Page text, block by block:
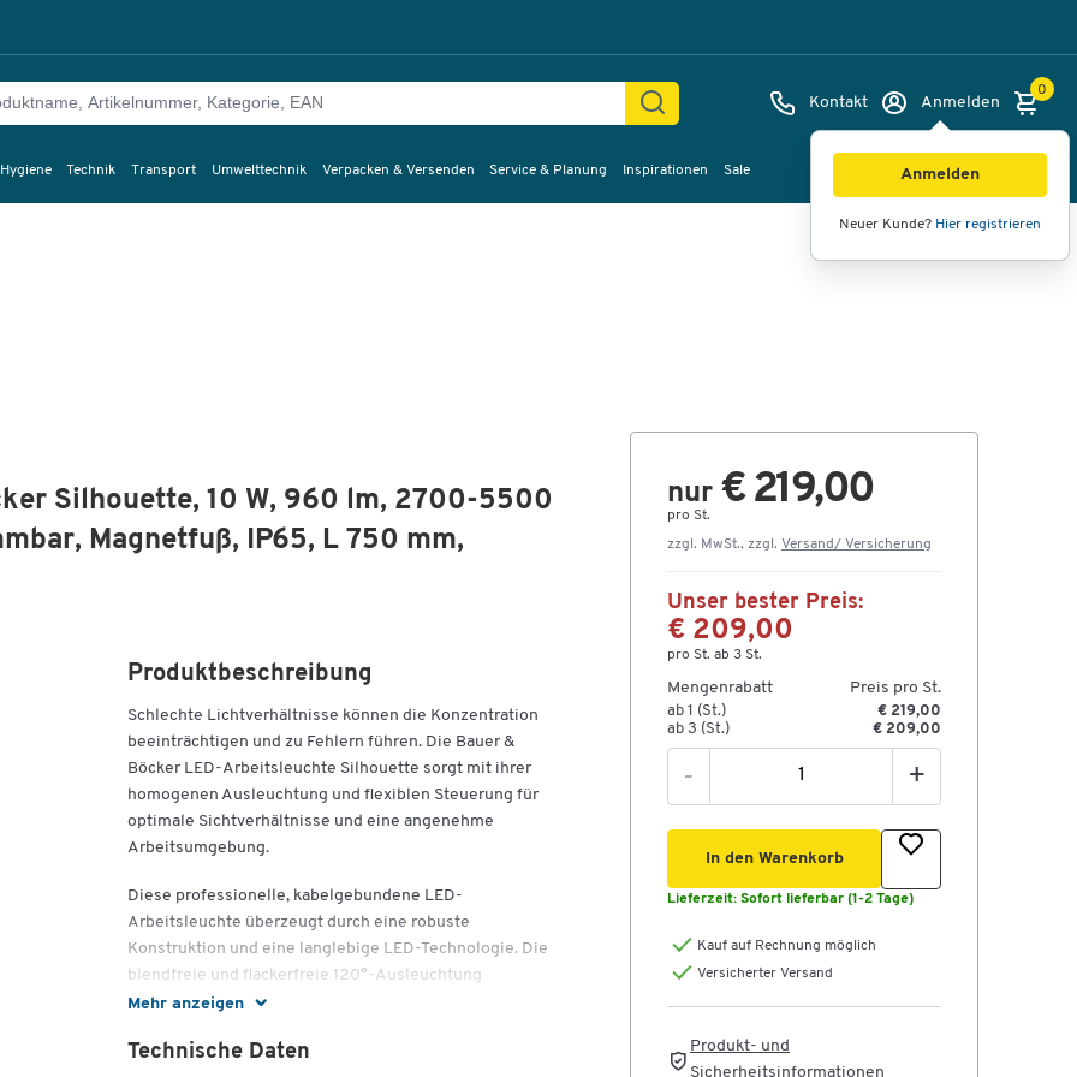
Kontakt Anmelden
Anmelden
Neuer Kunde? Hier registrieren
0
Technik Transport Umwelttechnik Verpacken & Versenden Service & Planung Inspirationen Sale
Silhouette, 10 W, 960 lm, 2700-5500
Magnetfuß, IP65, L 750 mm,
Mehr anzeigen
Produktbeschreibung
Schlechte Lichtverhältnisse können die Konzentration
beeinträchtigen und zu Fehlern führen. Die Bauer &
Böcker LED-Arbeitsleuchte Silhouette sorgt mit ihrer
homogenen Ausleuchtung und flexiblen Steuerung für
optimale Sichtverhältnisse und eine angenehme
Arbeitsumgebung.
Diese professionelle, kabelgebundene LED-
Arbeitsleuchte überzeugt durch eine robuste
Konstruktion und eine langlebige LED-Technologie. Die
blendfreie und flackerfreie 120°-Ausleuchtung
gewährleistet eine gleichmäßige Lichtverteilung, die sich
Leuchtenarm ermöglicht eine gezielte Ausrichtung,
Technische Daten
nur € 219,00
pro St.
zzgl. MwSt., zzgl. Versand/ Versicherung
Unser bester Preis:
€ 209,00
pro St. ab 3 St.
Mengenrabatt Preis pro St.
ab 1 (St.)
€ 219,00
ab 3 (St.)
€ 209,00
- +
In den Warenkorb
Lieferzeit: Sofort lieferbar (1-2 Tage)
Kauf auf Rechnung möglich
Versicherter Versand
Produkt- und
Sicherheitsinformationen
Bilder Videos 360°-Ansicht